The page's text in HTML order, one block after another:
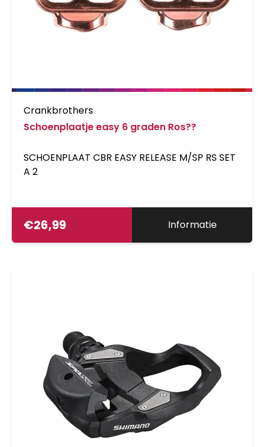
Crankbrothers
Schoenplaatje easy 6 graden Ros??
SCHOENPLAAT CBR EASY RELEASE M/SP RS SET
A 2
€26,99 Informatie